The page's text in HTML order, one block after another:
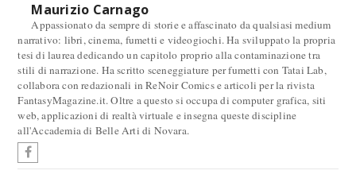
Maurizio Carnago
Appassionato da sempre di storie e affascinato da qualsiasi medium
narrativo: libri, cinema, fumetti e videogiochi. Ha sviluppato la propria
tesi di laurea dedicando un capitolo proprio alla contaminazione tra
stili di narrazione. Ha scritto sceneggiature per fumetti con Tatai Lab,
collabora con redazionali in ReNoir Comics e articoli per la rivista
FantasyMagazine.it. Oltre a questo si occupa di computer grafica, siti
web, applicazioni di realtà virtuale e insegna queste discipline
all'Accademia di Belle Arti di Novara.